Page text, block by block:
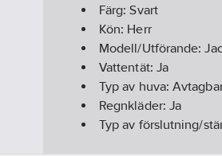
Färg:Svart
Kön: Herr
Modell/Utförande:
Vattentät: Ja
Typ av huva:
Regnkläder: Ja
Typ av förslutning/